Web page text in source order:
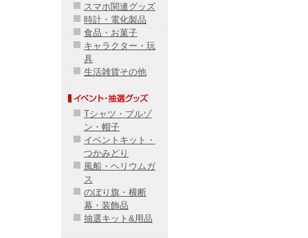
スマホ関連グッズ
時計・電化製品
食品・お菓子
キャラクター・玩
具
生活雑貨その他
Tシャツ・ブルゾ
ン・帽子
イベントキット・
つかみどり
風船・ヘリウムガ
ス
のぼり旗・横断
幕・装飾品
抽選キット&用品